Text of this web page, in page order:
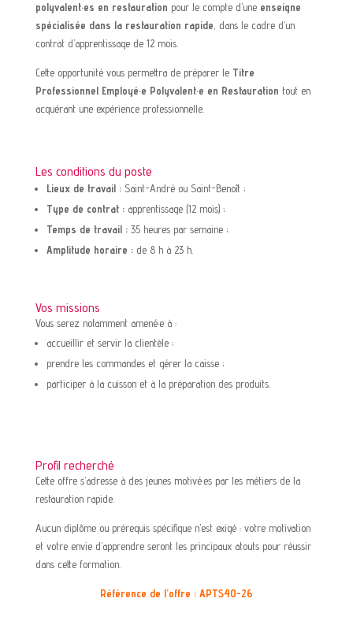
polyvalent·es en restauration pour le compte d’une enseigne
spécialisée dans la restauration rapide , dans le cadre d’un
contrat d’apprentissage de 12 mois.
Cette opportunité vous permettra de préparer le Titre
Professionnel Employé·e Polyvalent·e en Restauration tout en
acquérant une expérience professionnelle.
Les conditions du poste
Lieux de travail :Saint-André ou Saint-Benoît ;
Type de contrat :apprentissage (12 mois) ;
Temps de travail :35 heures par semaine ;
Amplitude horaire :de 8 h à 23 h.
Vos missions
Vous serez notamment amené·e à :
accueillir et servir la clientèle ;
prendre les commandes et gérer la caisse ;
participer à la cuisson et à la préparation des produits.
Profil recherché
Cette offre s’adresse à des jeunes motivé·es par les métiers de la
restauration rapide.
Aucun diplôme ou prérequis spécifique n’est exigé : votre motivation
et votre envie d’apprendre seront les principaux atouts pour réussir
dans cette formation.
Référence de l’offre : APTS40-26